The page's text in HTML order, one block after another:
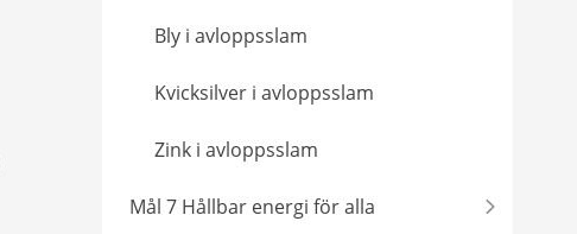
Bly i avloppsslam
Kvicksilver i avloppsslam
Zink i avloppsslam
Mål 7 Hållbar energi för alla